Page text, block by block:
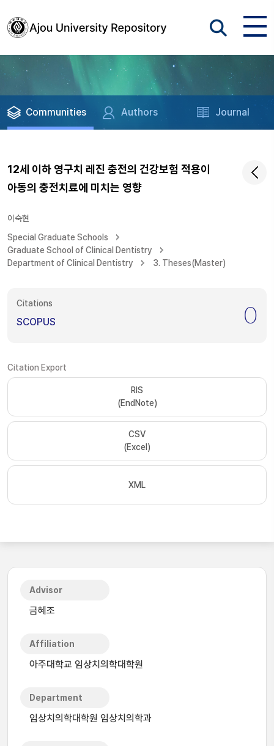
Communities Authors Journal
12세 이하 영구치 레진 충전의 건강보험 적용이
아동의 충전치료에 미치는 영향
이숙현
Special Graduate Schools
Graduate School of Clinical Dentistry
Department of Clinical Dentistry
3. Theses(Master)
Citations
SCOPUS 0
Citation Export
RIS
(EndNote)
CSV
(Excel)
XML
Advisor
금혜조
Affiliation
아주대학교 임상치의학대학원
Department
임상치의학대학원 임상치의학과